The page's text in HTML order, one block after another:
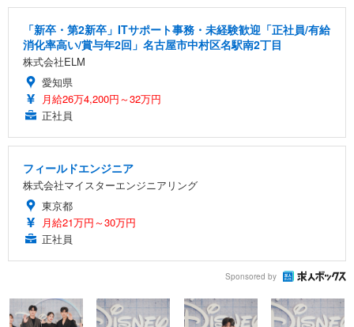
「新卒・第2新卒」ITサポート事務・未経験歓迎「正社員/有給
消化率高い/賞与年2回」名古屋市中村区名駅南2丁目
株式会社ELM
愛知県
月給26万4,200円～32万円
正社員
フィールドエンジニア
株式会社マイスターエンジニアリング
東京都
月給21万円～30万円
正社員
Sponsored by